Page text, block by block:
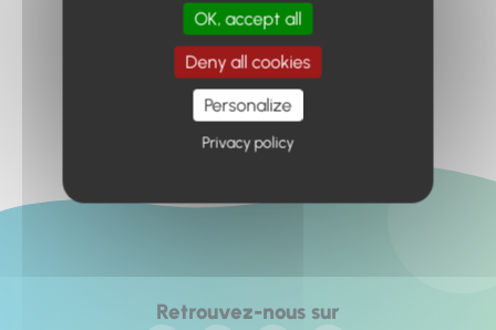
Retour à l'accueil
Retrouvez-nous sur
OK, accept all
Deny all cookies
Personalize
Privacy policy